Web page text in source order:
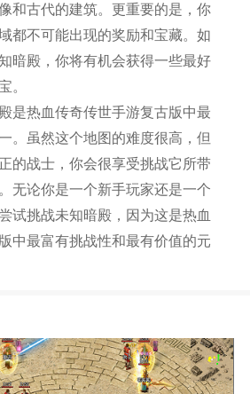
和古代的建筑。更重要的是，你
都不可能出现的奖励和宝藏。如
暗殿，你将有机会获得一些最好
。
是热血传奇传世手游复古版中最
。虽然这个地图的难度很高，但
的战士，你会很享受挑战它所带
无论你是一个新手玩家还是一个
试挑战未知暗殿，因为这是热血
中最富有挑战性和最有价值的元